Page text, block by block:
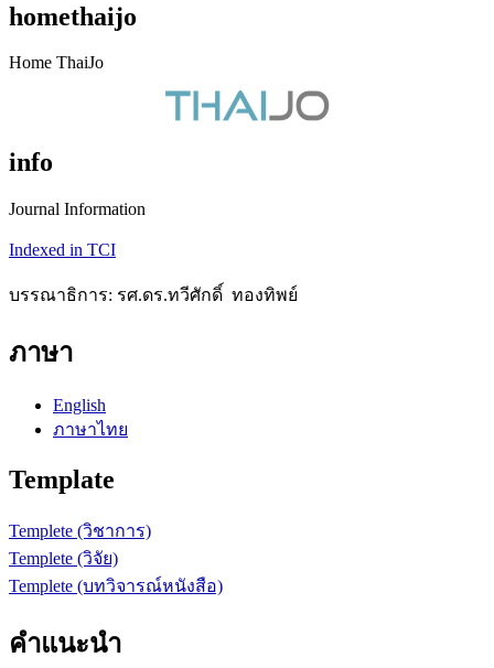
homethaijo
Home ThaiJo
info
Journal Information
Indexed in TCI
บรรณาธิการ: รศ.ดร.ทวีศักดิ์ ทองทิพย์
ภาษา
English
ภาษาไทย
Template
Templete (วิชาการ)
Templete (วิจัย)
Templete (บทวิจารณ์หนังสือ)
คำแนะนำ